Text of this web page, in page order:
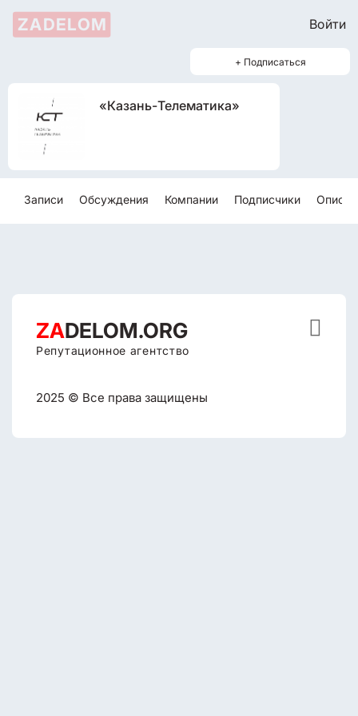
ZADELOM Войти
+ Подписаться
«Казань-Телематика»
Записи Обсуждения Компании Подписчики
ZADELOM.ORG
Репутационное агентство
2025 © Все права защищены
